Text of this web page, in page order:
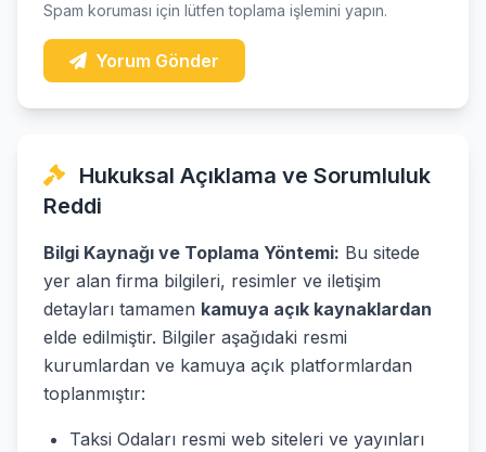
Spam koruması için lütfen toplama işlemini yapın.
Yorum Gönder
Hukuksal Açıklama ve Sorumluluk
Reddi
Bilgi Kaynağı ve Toplama Yöntemi: Bu sitede
yer alan firma bilgileri, resimler ve iletişim
detayları tamamen kamuya açık kaynaklardan
elde edilmiştir. Bilgiler aşağıdaki resmi
kurumlardan ve kamuya açık platformlardan
toplanmıştır:
Taksi Odaları resmi web siteleri ve yayınları